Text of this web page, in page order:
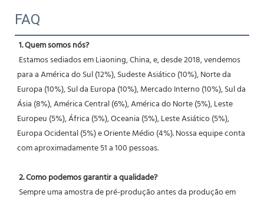
FAQ
1. Quem somos nós?
para a América do Sul (12%), Sudeste Asiático (10%), Norte da
Europa (10%), Sul da Europa (10%), Mercado Interno (10%), Sul da
Ásia (8%), América Central (6%), América do Norte (5%), Leste
Europeu (5%), África (5%), Oceania (5%), Leste Asiático (5%),
Europa Ocidental (5%) e Oriente Médio (4%). Nossa equipe conta
com aproximadamente 51 a 100 pessoas.
2. Como podemos garantir a qualidade?